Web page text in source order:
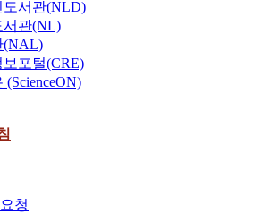
도서관(NLD)
서관(NL)
(NAL)
포털(CRE)
청